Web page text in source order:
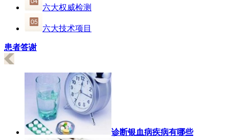
六大权威检测
六大技术项目
患者答谢
诊断银血病疾病有哪些